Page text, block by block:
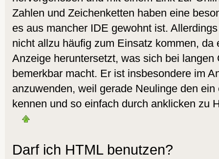
Zahlen und Zeichenketten haben eine
es aus mancher IDE gewohnt ist.
nicht allzu häufig zum Einsatz kommen, da
Anzeige heruntersetzt, was sich bei langen
bemerkbar macht. Er ist insbesondere im
anzuwenden, weil gerade Neulinge den
kennen und so einfach durch anklicken zu
Darf ich HTML benutzen?